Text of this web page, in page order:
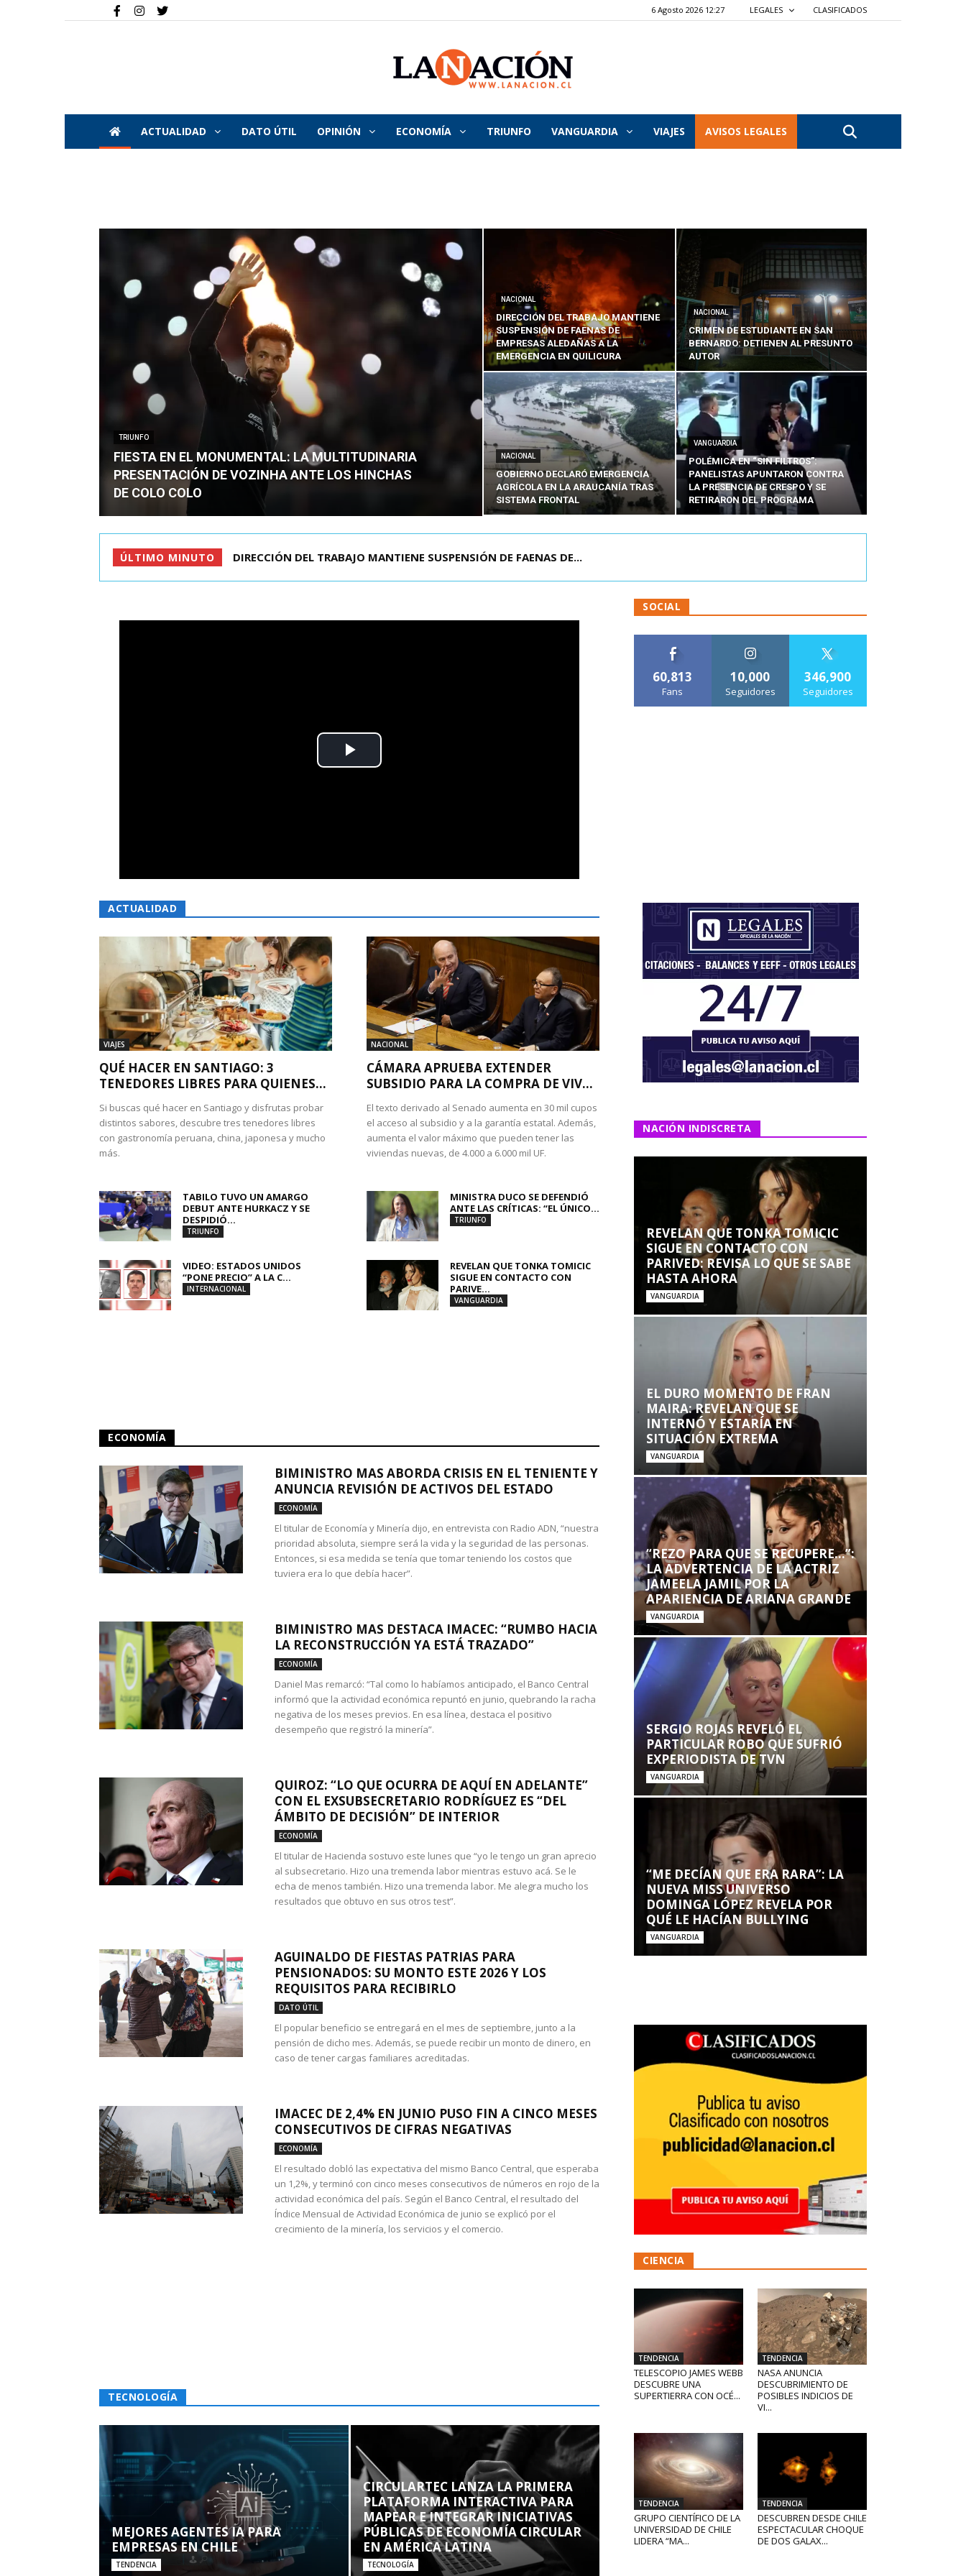
6 Agosto 2026 12:27 LEGALES CLASIFICADOS
La
Nación
ACTUALIDAD DATO ÚTIL OPINIÓN ECONOMÍA TRIUNFO VANGUARDIA VIAJES AVISOS LEGALES
TRIUNFO
FIESTA EN EL MONUMENTAL: LA MULTITUDINARIA
PRESENTACIÓN DE VOZINHA ANTE LOS HINCHAS
DE COLO COLO
NACIONAL
DIRECCIÓN DEL TRABAJO MANTIENE
SUSPENSIÓN DE FAENAS DE
EMPRESAS ALEDAÑAS A LA
EMERGENCIA EN QUILICURA
NACIONAL
CRIMEN DE ESTUDIANTE EN SAN
BERNARDO: DETIENEN AL PRESUNTO
AUTOR
NACIONAL
GOBIERNO DECLARÓ EMERGENCIA
AGRÍCOLA EN LA ARAUCANÍA TRAS
SISTEMA FRONTAL
VANGUARDIA
POLÉMICA EN “SIN FILTROS”:
PANELISTAS APUNTARON CONTRA
LA PRESENCIA DE CRESPO Y SE
RETIRARON DEL PROGRAMA
ÚLTIMO MINUTO DIRECCIÓN DEL TRABAJO MANTIENE SUSPENSIÓN DE FAENAS DE...
CRIMEN DE ESTUDIANTE EN SAN BERNARDO: DETIENEN AL PRES...
ACTUALIDAD
VIAJES
QUÉ HACER EN SANTIAGO: 3
TENEDORES LIBRES PARA QUIENES...
Si buscas qué hacer en Santiago y disfrutas probar
distintos sabores, descubre tres tenedores libres
con gastronomía peruana, china, japonesa y mucho
más.
NACIONAL
CÁMARA APRUEBA EXTENDER
SUBSIDIO PARA LA COMPRA DE VIV...
El texto derivado al Senado aumenta en 30 mil cupos
el acceso al subsidio y a la garantía estatal. Además,
aumenta el valor máximo que pueden tener las
viviendas nuevas, de 4.000 a 6.000 mil UF.
TABILO TUVO UN AMARGO
DEBUT ANTE HURKACZ Y SE
DESPIDIÓ...
TRIUNFO
MINISTRA DUCO SE DEFENDIÓ
ANTE LAS CRÍTICAS: “EL ÚNICO...
TRIUNFO
VIDEO: ESTADOS UNIDOS
“PONE PRECIO” A LA C...
INTERNACIONAL
REVELAN QUE TONKA TOMICIC
SIGUE EN CONTACTO CON
PARIVE...
VANGUARDIA
ECONOMÍA
BIMINISTRO MAS ABORDA CRISIS EN EL TENIENTE Y
ANUNCIA REVISIÓN DE ACTIVOS DEL ESTADO
ECONOMÍA
El titular de Economía y Minería dijo, en entrevista con Radio ADN, “nuestra
prioridad absoluta, siempre será la vida y la seguridad de las personas.
Entonces, si esa medida se tenía que tomar teniendo los costos que
tuviera era lo que debía hacer”.
BIMINISTRO MAS DESTACA IMACEC: “RUMBO HACIA
LA RECONSTRUCCIÓN YA ESTÁ TRAZADO”
ECONOMÍA
Daniel Mas remarcó: “Tal como lo habíamos anticipado, el Banco Central
informó que la actividad económica repuntó en junio, quebrando la racha
negativa de los meses previos. En esa línea, destaca el positivo
desempeño que registró la minería”.
QUIROZ: “LO QUE OCURRA DE AQUÍ EN ADELANTE”
CON EL EXSUBSECRETARIO RODRÍGUEZ ES “DEL
ÁMBITO DE DECISIÓN” DE INTERIOR
ECONOMÍA
El titular de Hacienda sostuvo este lunes que “yo le tengo un gran aprecio
al subsecretario. Hizo una tremenda labor mientras estuvo acá. Se le
echa de menos también. Hizo una tremenda labor. Me alegra mucho los
resultados que obtuvo en sus otros test”.
AGUINALDO DE FIESTAS PATRIAS PARA
PENSIONADOS: SU MONTO ESTE 2026 Y LOS
REQUISITOS PARA RECIBIRLO
DATO ÚTIL
El popular beneficio se entregará en el mes de septiembre, junto a la
pensión de dicho mes. Además, se puede recibir un monto de dinero, en
caso de tener cargas familiares acreditadas.
IMACEC DE 2,4% EN JUNIO PUSO FIN A CINCO MESES
CONSECUTIVOS DE CIFRAS NEGATIVAS
ECONOMÍA
El resultado dobló las expectativa del mismo Banco Central, que esperaba
un 1,2%, y terminó con cinco meses consecutivos de números en rojo de la
actividad económica del país. Según el Banco Central, el resultado del
Índice Mensual de Actividad Económica de junio se explicó por el
crecimiento de la minería, los servicios y el comercio.
TECNOLOGÍA
MEJORES AGENTES IA PARA
EMPRESAS EN CHILE
TENDENCIA
CIRCULARTEC LANZA LA PRIMERA
PLATAFORMA INTERACTIVA PARA
MAPEAR E INTEGRAR INICIATIVAS
PÚBLICAS DE ECONOMÍA CIRCULAR
EN AMÉRICA LATINA
TECNOLOGÍA
SOCIAL
60,813
Fans
10,000
Seguidores
346,900
Seguidores
NACIÓN INDISCRETA
REVELAN QUE TONKA TOMICIC
SIGUE EN CONTACTO CON
PARIVED: REVISA LO QUE SE SABE
HASTA AHORA
VANGUARDIA
EL DURO MOMENTO DE FRAN
MAIRA: REVELAN QUE SE
INTERNÓ Y ESTARÍA EN
SITUACIÓN EXTREMA
VANGUARDIA
“REZO PARA QUE SE RECUPERE…”:
LA ADVERTENCIA DE LA ACTRIZ
JAMEELA JAMIL POR LA
APARIENCIA DE ARIANA GRANDE
VANGUARDIA
SERGIO ROJAS REVELÓ EL
PARTICULAR ROBO QUE SUFRIÓ
EXPERIODISTA DE TVN
VANGUARDIA
“ME DECÍAN QUE ERA RARA”: LA
NUEVA MISS UNIVERSO
DOMINGA LÓPEZ REVELA POR
QUÉ LE HACÍAN BULLYING
VANGUARDIA
CIENCIA
TENDENCIA
TELESCOPIO JAMES WEBB
DESCUBRE UNA
SUPERTIERRA CON OCÉ...
TENDENCIA
NASA ANUNCIA
DESCUBRIMIENTO DE
POSIBLES INDICIOS DE
VI...
TENDENCIA
GRUPO CIENTÍFICO DE LA
UNIVERSIDAD DE CHILE
LIDERA “MA...
TENDENCIA
DESCUBREN DESDE CHILE
ESPECTACULAR CHOQUE
DE DOS GALAX...